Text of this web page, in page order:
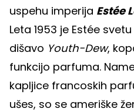
uspehu imperija Estée
Leta 1953 je Estée
dišavo Youth-Dew,
funkcijo parfuma.
kapljice francoskih
ušes, so se ameriške